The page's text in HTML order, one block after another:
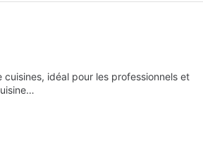
idéal pour les professionnels et